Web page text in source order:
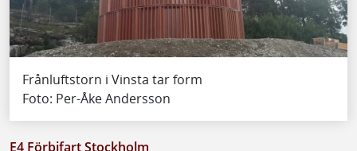
Frånluftstorn i Vinsta tar form
Foto: Per-Åke Andersson
E4 Förbifart Stockholm